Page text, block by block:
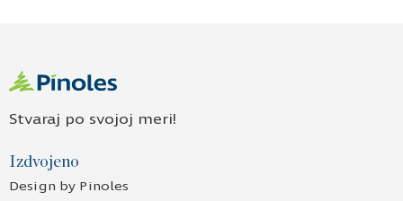
Stvaraj po svojoj meri!
Izdvojeno
Design by Pinoles